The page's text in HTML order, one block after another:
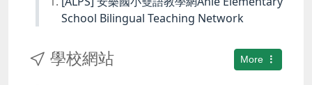
School Bilingual Teaching Network
More
學校網站